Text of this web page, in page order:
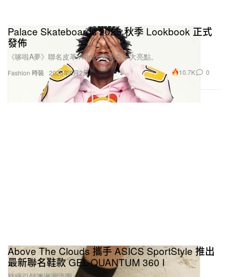
Fashion 時裝
Palace Skateboards 2025 秋季 Lookbook 正式
發佈
《哆啦A夢》聯名皮革 Avirex 夾克為一大亮點。
2025年8月2日 10.7K 0
Above The Clouds 攜手 ASICS SportStyle 推出
最新聯名鞋款 GEL-QUANTUM 360 I